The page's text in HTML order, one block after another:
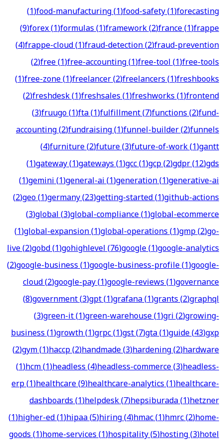
(1)food-manufacturing(1)food-safety(1)forecasting
(9)forex(1)formulas(1)framework(2)france(1)frappe
(4)frappe-cloud(1)fraud-detection(2)fraud-prevention
(2)free(1)free-accounting(1)free-tool(1)free-tools
(1)free-zone(1)freelancer(2)freelancers(1)freshbooks
(2)freshdesk(1)freshsales(1)freshworks(1)frontend
(3)fruugo(1)fta(1)fulfillment(7)functions(2)fund-
accounting(2)fundraising(1)funnel-builder(2)funnels
(4)furniture(2)future(3)future-of-work(1)gantt
(1)gateway(1)gateways(1)gcc(1)gcp(2)gdpr(12)gds
(1)gemini(1)general-ai(1)generation(1)generative-ai
(2)geo(1)germany(23)getting-started(1)github-actions
(3)global(3)global-compliance(1)global-ecommerce
(1)global-expansion(1)global-operations(1)gmp(2)go-
live(2)gobd(1)gohighlevel(76)google(1)google-analytics
(2)google-business(1)google-business-profile(1)google-
cloud(2)google-pay(1)google-reviews(1)governance
(8)government(3)gpt(1)grafana(1)grants(2)graphql
(3)green-it(1)green-warehouse(1)gri(2)growing-
business(1)growth(1)grpc(1)gst(7)gta(1)guide(43)gxp
(2)gym(1)haccp(2)handmade(3)hardening(2)hardware
(1)hcm(1)headless(4)headless-commerce(3)headless-
erp(1)healthcare(9)healthcare-analytics(1)healthcare-
dashboards(1)helpdesk(7)hepsiburada(1)hetzner
(1)higher-ed(1)hipaa(5)hiring(4)hmac(1)hmrc(2)home-
goods(1)home-services(1)hospitality(5)hosting(3)hotel